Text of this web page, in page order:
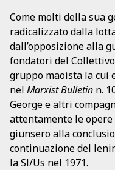
Come molti della sua
radicalizzato dalla
dall’opposizione alla
fondatori del
gruppo maoista la cui
nel Marxist Bulletin n.
George e altri
attentamente le
giunsero alla
continuazione del
la Sl/Us nel 1971.